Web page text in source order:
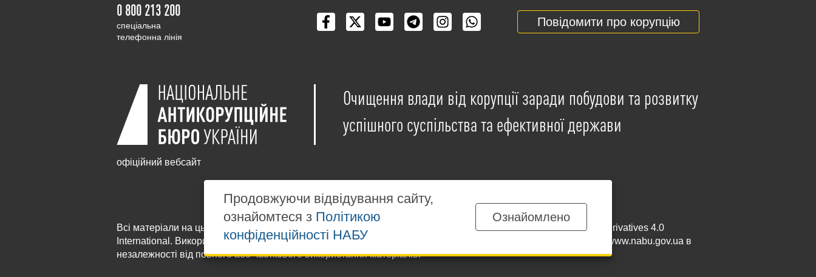
0 800 213 200
cпеціальна
телефонна лінія
Повідомити про корупцію
офіційний вебсайт
Очищення влади від корупції заради побудови та розвитку
успішного суспільства та ефективної держави
Всі матеріали на цьому сайті розміщені на умовах ліцензії
Creative Commons Attribution-NonCommercial-NoDerivatives 4.0
International . Використання будь-яких матеріалів, розміщених на сайті, дозволяється за умови посилання на www.nabu.gov.ua в
незалежності від повного або часткового використання матеріалів.
Продовжуючи відвідування сайту,
ознайомтеся з Політикою
конфіденційності НАБУ
Ознайомлено